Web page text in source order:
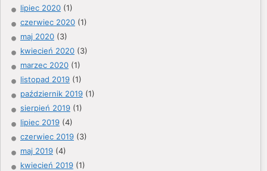
lipiec 2020 (1)
czerwiec 2020 (1)
maj 2020 (3)
kwiecień 2020 (3)
marzec 2020 (1)
listopad 2019 (1)
październik 2019 (1)
sierpień 2019 (1)
lipiec 2019 (4)
czerwiec 2019 (3)
maj 2019 (4)
kwiecień 2019 (1)